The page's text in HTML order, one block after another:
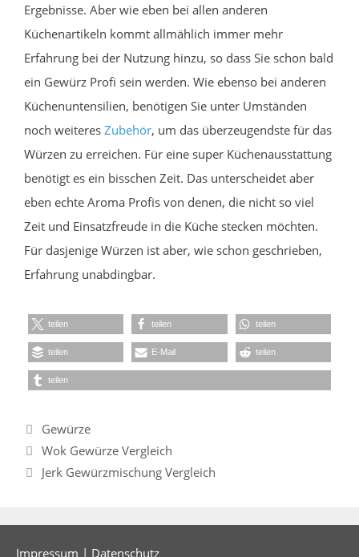
Ergebnisse. Aber wie eben bei allen anderen
Küchenartikeln kommt allmählich immer mehr
Erfahrung bei der Nutzung hinzu, so dass Sie schon bald
ein Gewürz Profi sein werden. Wie ebenso bei anderen
Küchenuntensilien, benötigen Sie unter Umständen
noch weiteres Zubehör, um das überzeugendste für das
Würzen zu erreichen. Für eine super Küchenausstattung
benötigt es ein bisschen Zeit. Das unterscheidet aber
eben echte Aroma Profis von denen, die nicht so viel
Zeit und Einsatzfreude in die Küche stecken möchten.
Für dasjenige Würzen ist aber, wie schon geschrieben,
Erfahrung unabdingbar.
teilen teilen teilen
teilen E-Mail teilen
teilen
Kategorien
Gewürze
Wok Gewürze Vergleich
Jerk Gewürzmischung Vergleich
Impressum | Datenschutz